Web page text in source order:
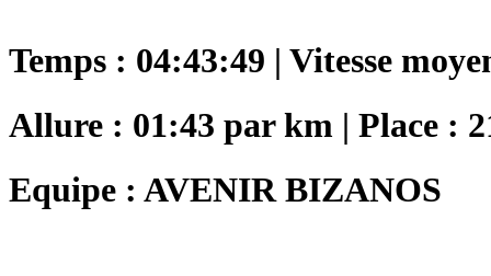
Temps : 04:43:49 | Vitesse
Allure : 01:43 par km | Place :
Equipe : AVENIR BIZANOS